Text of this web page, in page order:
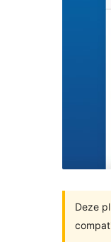
Deze